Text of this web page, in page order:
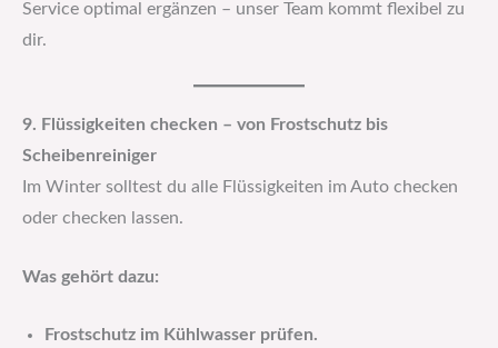
Service optimal ergänzen – unser Team kommt flexibel zu
dir.
9. Flüssigkeiten checken – von Frostschutz bis
Scheibenreiniger
Im Winter solltest du alle Flüssigkeiten im Auto checken
oder checken lassen.
Was gehört dazu:
Frostschutz im Kühlwasser prüfen.